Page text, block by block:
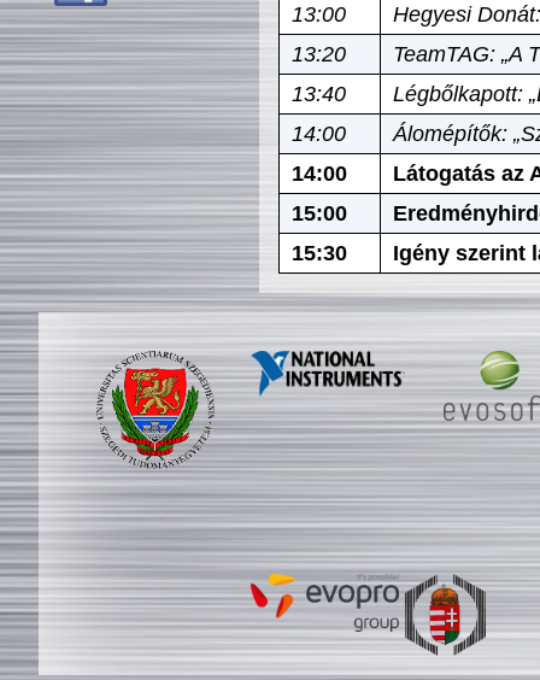
13:00
Hegyesi
13:20
TeamTAG: „A
13:40
Légbőlkapott:
14:00
Álomépítők:
14:00
Látogatás az
15:00
15:30
Igény szerint